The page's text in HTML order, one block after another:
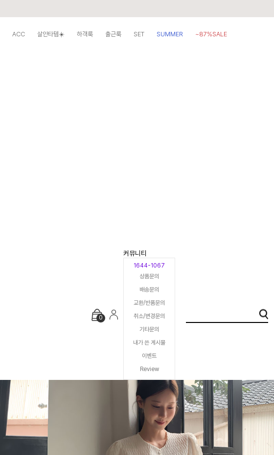
ACC 살안타템☀️ 하객룩 출근룩 SET SUMMER
~87%SALE
0
커뮤니티
1644-1067
상품문의
배송문의
교환/반품문의
취소/변경문의
기타문의
내가 쓴 게시물
이벤트
Review